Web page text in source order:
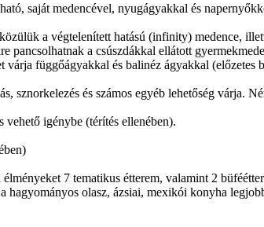
saját medencével, nyugágyakkal és
a végtelenített hatású (infinity) medence,
a csúszdákkal ellátott
függőágyakkal és balinéz ágyakkal (előzetes
és számos egyéb lehetőség várja.
vehető igénybe (térítés ellenében).
7 tematikus étterem, valamint 2
olasz, ázsiai, mexikói konyha